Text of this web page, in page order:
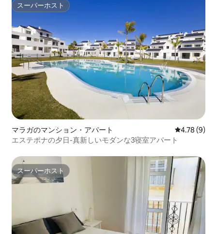
スーパーホスト
スーパーホスト
マラガのマンション・アパート レビュー9
4.78 (9)
エステポナの夕日-真新しいモダンな3寝室アパート
スーパーホスト
スーパーホスト